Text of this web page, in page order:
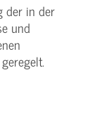
der in der
und